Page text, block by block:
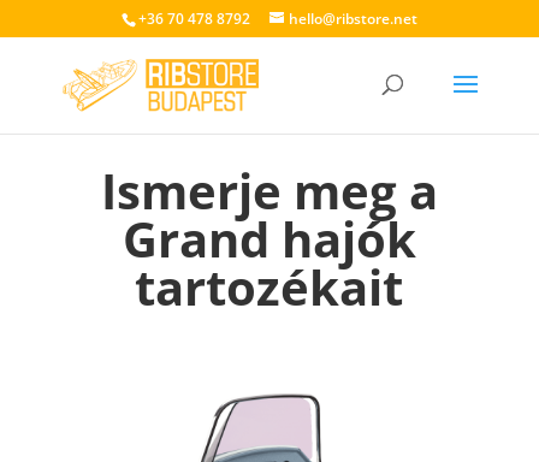
+36 70 478 8792 hello@ribstore.net
Ismerje meg a
Grand hajók
tartozékait